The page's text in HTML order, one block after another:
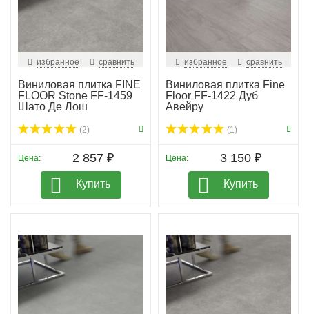
избранное сравнить
Виниловая плитка FINE
FLOOR Stone FF-1459
Шато Де Лош
(2)
Цена: 2 857 ₽
Купить
избранное сравнить
Виниловая плитка Fine
Floor FF-1422 Дуб
Авейру
(1)
Цена: 3 150 ₽
Купить